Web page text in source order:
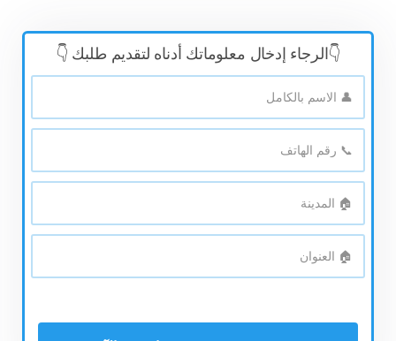
👇الرجاء إدخال معلوماتك أدناه لتقديم طلبك 👇
الاسم
بالكامل*
رقم
الهاتف*
المدينة*
العنوان*